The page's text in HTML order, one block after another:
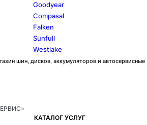
Goodyear
Compasal
Falken
Sunfull
Westlake
шин, дисков, аккумуляторов и автосервисные
КАТАЛОГ УСЛУГ